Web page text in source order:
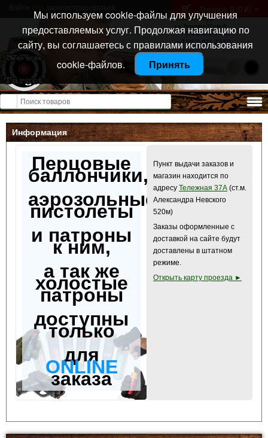
Санкт-Петербург
ул. Тележная 37 лит А
+7 (911) 021-04-08
+7 (812) 921-73-50
Товаров: 0 (0 p )
Открыть меню
Информация
Перцовые
баллончики,
аэрозольные
пистолеты
и патроны
к ним,
а так же
холостые
патроны
доступны
только
для
ONLINE
заказа
Пункт выдачи заказов и
магазин находится по
адресу Тележная 37А (ст.м.
Александра Невского
520м)
Заказы оформленные с
доставкой на сайте будут
доставлены в штатном
режиме.
Открыть карту проезда ►
Мы используем cookie-файлы для улучшения
предоставляемых услуг. Продолжая навигацию по
сайту, вы соглашаетесь с правилами использования
cookie-файлов.
Принять